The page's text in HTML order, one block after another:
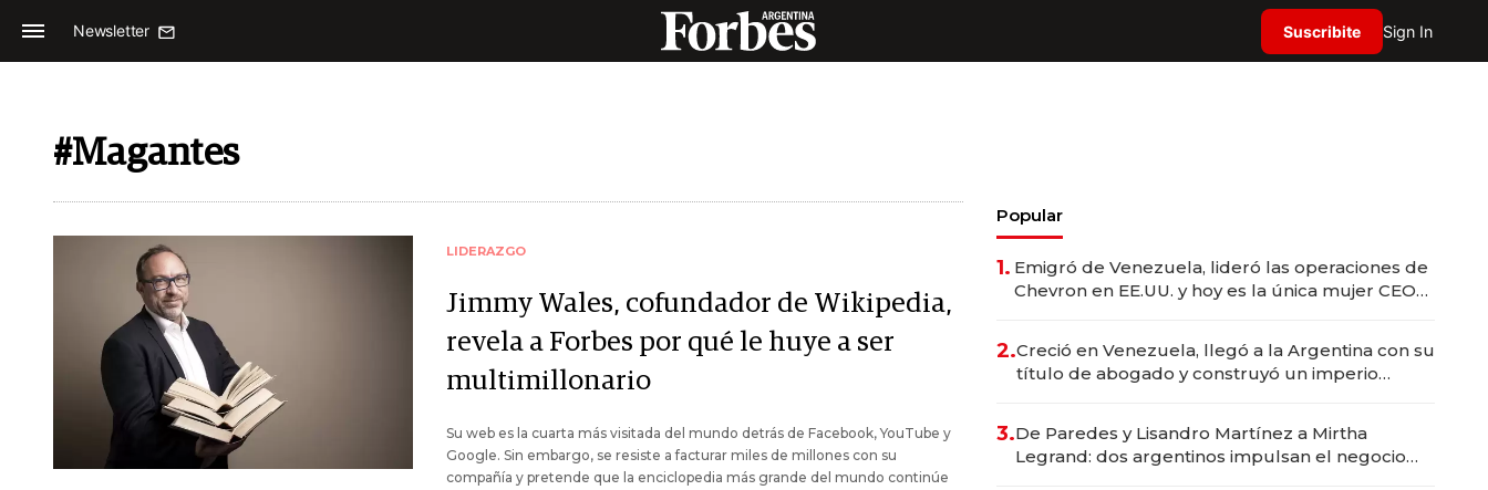
Newsletter Suscribite Sign In
#Magantes
LIDERAZGO
Jimmy Wales, cofundador de Wikipedia,
revela a Forbes por qué le huye a ser
multimillonario
Su web es la cuarta más visitada del mundo detrás de Facebook, YouTube y
Google. Sin embargo, se resiste a facturar miles de millones con su
compañía y pretende que la enciclopedia más grande del mundo continúe
Popular
1. Emigró de Venezuela, lideró las operaciones de
Chevron en EE.UU. y hoy es la única mujer CEO
2.Creció en Venezuela, llegó a la Argentina con su
título de abogado y construyó un imperio
3.De Paredes y Lisandro Martínez a Mirtha
Legrand: dos argentinos impulsan el negocio